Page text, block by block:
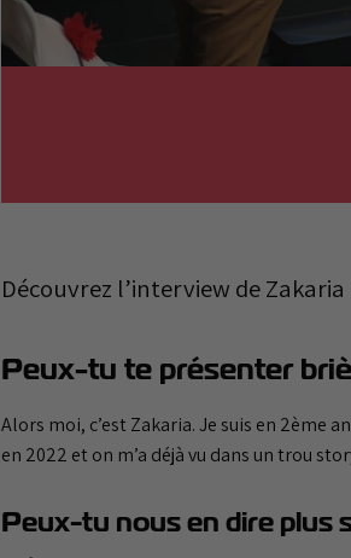
Découvrez l’interview de
Peux-tu te présenter
Alors moi, c’est Zakaria. Je suis en 2ème
en 2022 et on m’a déjà vu dans un trou
Peux-tu nous en dire plus